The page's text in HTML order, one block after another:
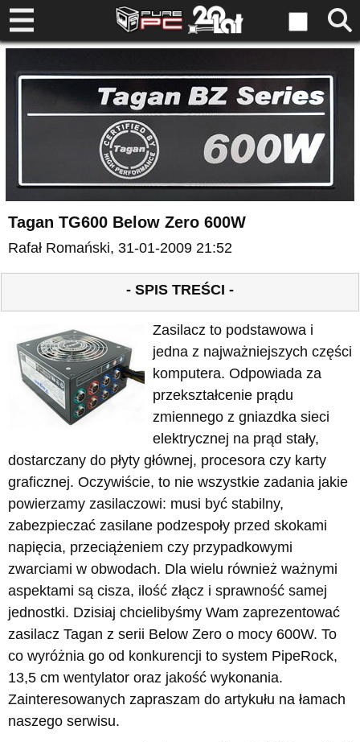
Tagan TG600 Below Zero 600W
Rafał Romański, 31-01-2009 21:52
- SPIS TREŚCI -
Zasilacz to podstawowa i
jedna z najważniejszych części
komputera. Odpowiada za
przekształcenie prądu
zmiennego z gniazdka sieci
elektrycznej na prąd stały,
dostarczany do płyty głównej, procesora czy karty
graficznej. Oczywiście, to nie wszystkie zadania jakie
powierzamy zasilaczowi: musi być stabilny,
zabezpieczać zasilane podzespoły przed skokami
napięcia, przeciążeniem czy przypadkowymi
zwarciami w obwodach. Dla wielu również ważnymi
aspektami są cisza, ilość złącz i sprawność samej
jednostki. Dzisiaj chcielibyśmy Wam zaprezentować
zasilacz Tagan z serii Below Zero o mocy 600W. To
co wyróżnia go od konkurencji to system PipeRock,
13,5 cm wentylator oraz jakość wykonania.
Zainteresowanych zapraszam do artykułu na łamach
naszego serwisu.